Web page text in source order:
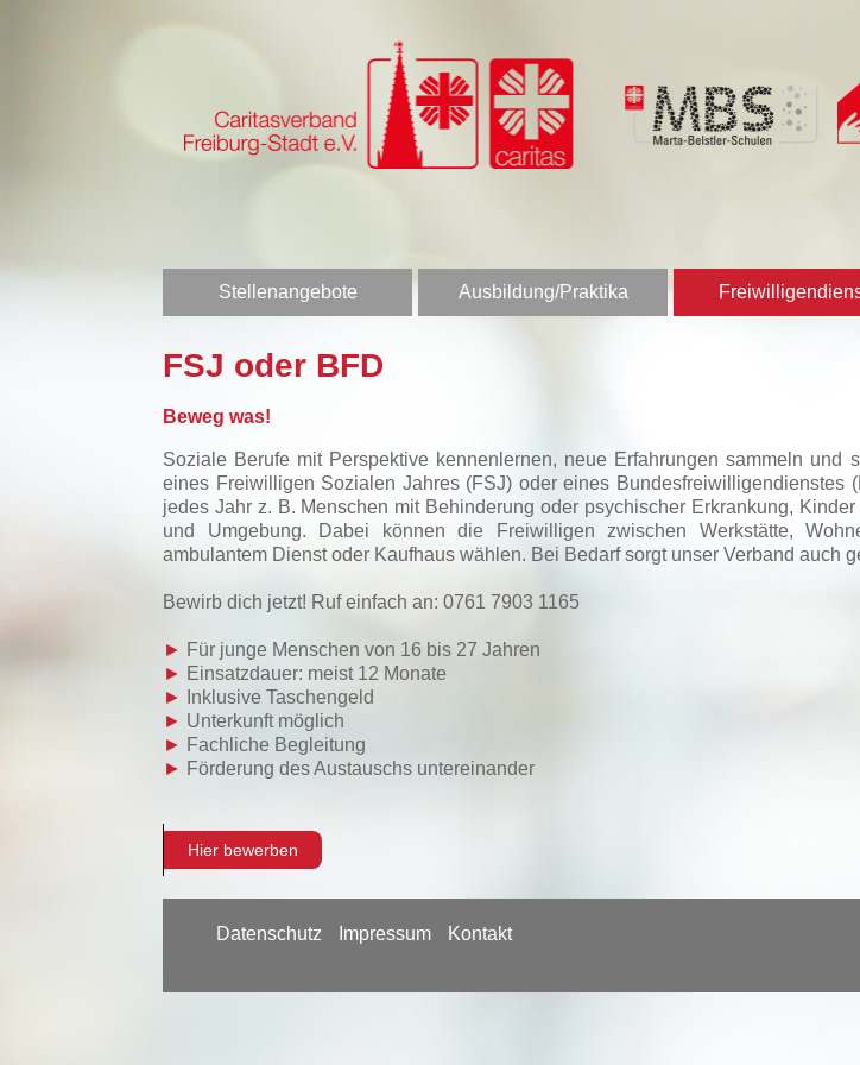
Stellenangebote Ausbildung/Praktika
FSJ oder BFD
Beweg was!
Soziale Berufe mit Perspektive kennenlernen, neue Erfahrungen sammeln
eines Freiwilligen Sozialen Jahres (FSJ) oder eines Bundesfreiwilligendienstes
jedes Jahr z. B. Menschen mit Behinderung oder psychischer Erkrankung,
und Umgebung. Dabei können die Freiwilligen zwischen Werkstätte,
ambulantem Dienst oder Kaufhaus wählen. Bei Bedarf sorgt unser Verband auch
Bewirb dich jetzt! Ruf einfach an: 0761 7903 1165
► Für junge Menschen von 16 bis 27 Jahren
► Einsatzdauer: meist 12 Monate
►
Inklusive Taschengeld
► Unterkunft möglich
► Fachliche Begleitung
► Förderung des Austauschs untereinander
Hier bewerben
Datenschutz Impressum Kontakt